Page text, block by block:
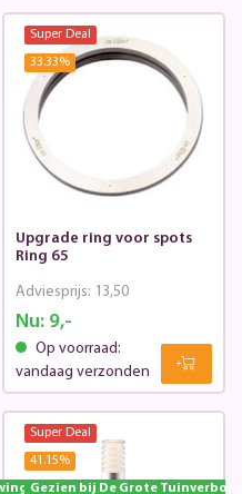
Super Deal
33.33%
Upgrade ring voor spots
Ring 65
Nu: 9,-
Adviesprijs: 13,50
Op voorraad:
vandaag verzonden
Super Deal
41.15%
Gezien bij De Grote